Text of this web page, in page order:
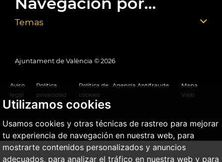
Utilizamos cookies
Usamos cookies y otras técnicas de rastreo para mejorar
tu experiencia de navegación en nuestra web, para
mostrarte contenidos personalizados y anuncios
adecuados, para analizar el tráfico en nuestra web y para
Temas
Ajuntament de València © 2026
Aviso
legal
Política
privacidad
Política de
cookies
Agencia Antifraude
Mapa
Web